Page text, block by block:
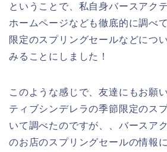
ということで、私自身バースアク
ホームページなども徹底的に調べ
限定のスプリングセールなどにつ
みることにしました！
このような感じで、友達にもお願
ティブシンデレラの季節限定のス
いて調べたのですが、、バースア
のお店のスプリングセールの情報